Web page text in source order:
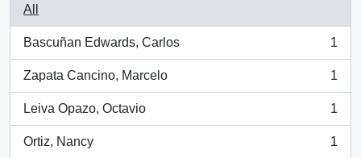
All
Bascuñan Edwards, Carlos
, 1 results
1
Zapata Cancino, Marcelo
, 1 results
1
Leiva Opazo, Octavio
, 1 results
1
Ortiz, Nancy
, 1 results
1